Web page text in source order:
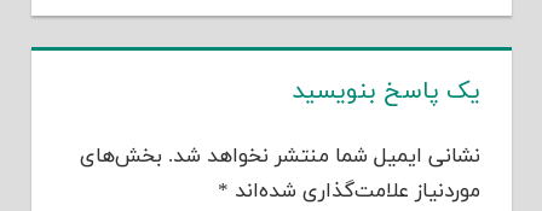
یک پاسخ بنویسید
نشانی ایمیل شما منتشر نخواهد شد. بخش‌های
موردنیاز علامت‌گذاری شده‌اند *